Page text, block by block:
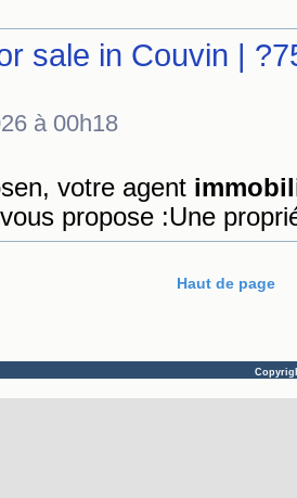
sale in Couvin |
à 00h18
votre agent
propose :Une
Haut de page